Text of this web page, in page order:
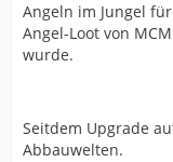
Angeln im Jungel
Angel-Loot von
wurde.
Seitdem Upgrade
Abbauwelten.